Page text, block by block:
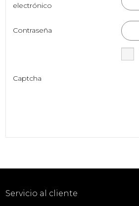
electrónico
Contraseña
Captcha
Servicio al cliente